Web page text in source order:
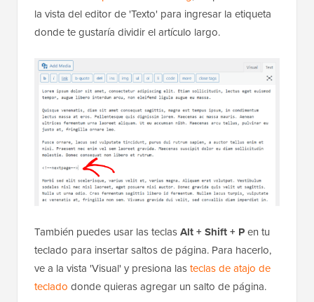
la vista del editor de 'Texto' para ingresar la etiqueta
donde te gustaría dividir el artículo largo.
También puedes usar las teclasAlt + Shift + Pen tu
teclado para insertar saltos de página. Para hacerlo,
ve a la vista 'Visual' y presiona lasteclas de atajo de
teclado donde quieras agregar un salto de página.